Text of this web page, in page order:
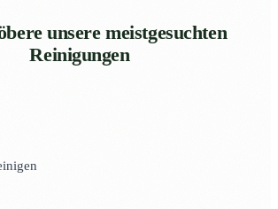
unsere meistgesuchten
Reinigungen